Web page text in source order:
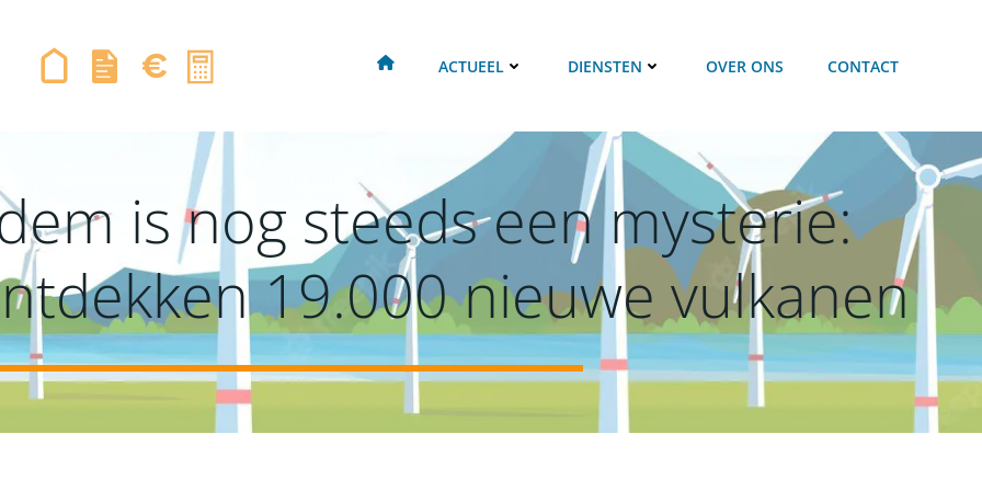
ACTUEEL DIENSTEN OVER ONS CONTACT
is nog steeds een mysterie:
19.000 nieuwe vulkanen